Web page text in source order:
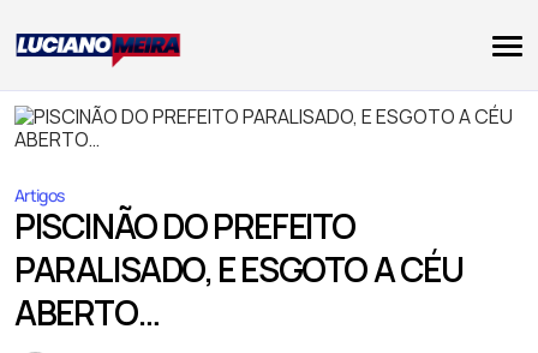
Artigos
PISCINÃO DO PREFEITO
PARALISADO, E ESGOTO A CÉU
ABERTO…